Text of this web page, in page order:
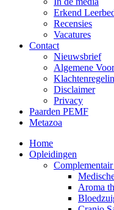
Erkend
Recensies
Vacatures
Contact
Nieuwsbrief
Algemene
Disclaimer
Privacy
Paarden PEMF
Metazoa
Home
Opleidingen
Aroma